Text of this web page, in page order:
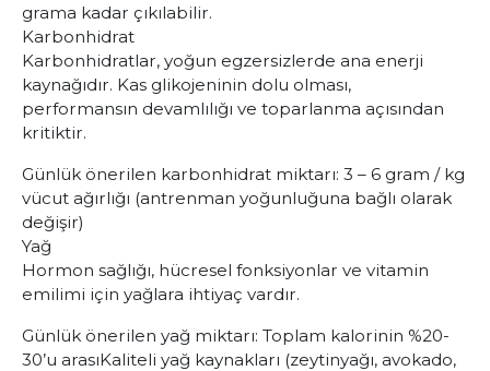
grama kadar çıkılabilir.
Karbonhidrat
Karbonhidratlar, yoğun egzersizlerde ana enerji
kaynağıdır. Kas glikojeninin dolu olması,
performansın devamlılığı ve toparlanma açısından
kritiktir.
Günlük önerilen karbonhidrat miktarı: 3 – 6 gram / kg
vücut ağırlığı (antrenman yoğunluğuna bağlı olarak
değişir)
Yağ
Hormon sağlığı, hücresel fonksiyonlar ve vitamin
emilimi için yağlara ihtiyaç vardır.
Günlük önerilen yağ miktarı: Toplam kalorinin %20-
30’u arasıKaliteli yağ kaynakları (zeytinyağı, avokado,